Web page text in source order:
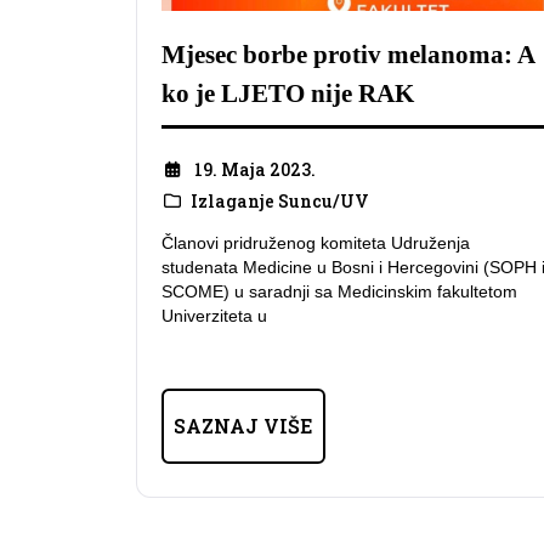
Mjesec borbe protiv melanoma: A
ko je LJETO nije RAK
19. Maja 2023.
Izlaganje Suncu/UV
Članovi pridruženog komiteta Udruženja
studenata Medicine u Bosni i Hercegovini (SOPH i
SCOME) u saradnji sa Medicinskim fakultetom
Univerziteta u
SAZNAJ VIŠE